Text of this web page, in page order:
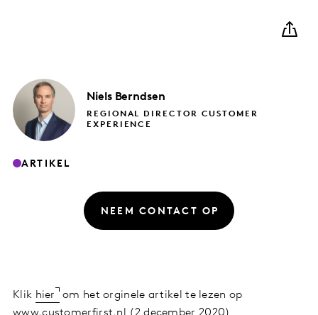
Niels Berndsen
REGIONAL DIRECTOR CUSTOMER
EXPERIENCE
ARTIKEL
NEEM CONTACT OP
Klik hier om het orginele artikel te lezen op